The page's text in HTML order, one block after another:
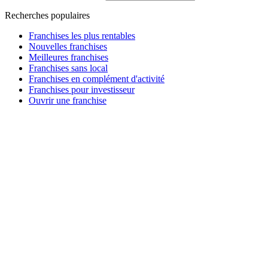
Recherches populaires
Franchises les plus rentables
Nouvelles franchises
Meilleures franchises
Franchises sans local
Franchises en complément d'activité
Franchises pour investisseur
Ouvrir une franchise